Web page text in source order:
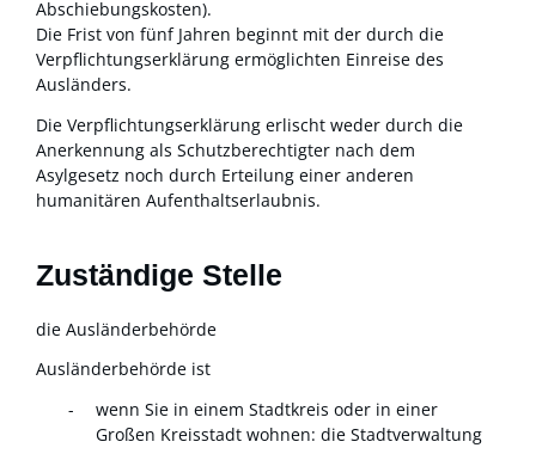
Abschiebungskosten).
Die Frist von fünf Jahren beginnt mit der durch die
Verpflichtungserklärung ermöglichten Einreise des
Ausländers.
Die Verpflichtungserklärung erlischt weder durch die
Anerkennung als Schutzberechtigter nach dem
Asylgesetz noch durch Erteilung einer anderen
humanitären Aufenthaltserlaubnis.
Zuständige Stelle
die Ausländerbehörde
Ausländerbehörde ist
wenn Sie in einem Stadtkreis oder in einer
Großen Kreisstadt wohnen: die Stadtverwaltung